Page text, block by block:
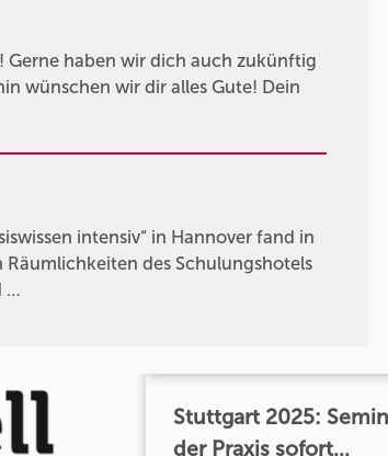
Gerne haben wir dich auch zukünftig
wünschen wir dir alles Gute! Dein
intensiv“ in Hannover fand in
des Schulungshotels
…
Stuttgart 2025:
der Praxis sofort...